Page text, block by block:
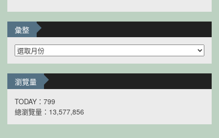
彙整
彙
整
瀏覽量
TODAY：799
總瀏覽量：13,577,856